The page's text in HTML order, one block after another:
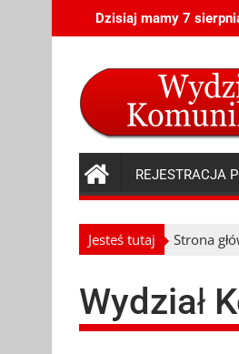
to
Dzisiaj mamy 7
REJESTRACJA
Jesteś tutaj Strona
Wydział